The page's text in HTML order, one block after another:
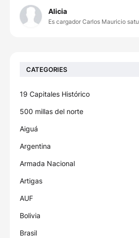
Alicia
Es cargador Carlos Mauricio
CATEGORIES
19 Capitales Histórico
500 millas del norte
Aiguá
Argentina
Armada Nacional
Artigas
AUF
Bolivia
Brasil